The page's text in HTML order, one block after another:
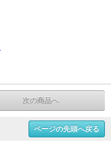
次の商品へ
ページの先頭へ戻る